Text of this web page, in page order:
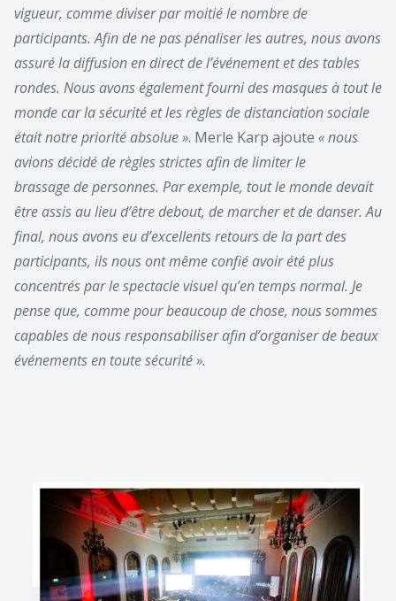
vigueur, comme diviser par moitié le nombre de
participants. Afin de ne pas pénaliser les autres, nous avons
assuré la diffusion en direct de l’événement et des tables
rondes. Nous avons également fourni des masques à tout le
monde car la sécurité et les règles de distanciation sociale
était notre priorité absolue ». Merle Karp ajoute « nous
avions décidé de règles strictes afin de limiter le
brassage de personnes. Par exemple, tout le monde devait
être assis au lieu d’être debout, de marcher et de danser. Au
final, nous avons eu d’excellents retours de la part des
participants, ils nous ont même confié avoir été plus
concentrés par le spectacle visuel qu’en temps normal. Je
pense que, comme pour beaucoup de chose, nous sommes
capables de nous responsabiliser afin d’organiser de beaux
événements en toute sécurité ».